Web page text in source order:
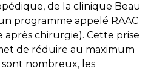
de la clinique Beau
programme appelé RAAC
chirurgie). Cette prise
de réduire au maximum
nombreux, les